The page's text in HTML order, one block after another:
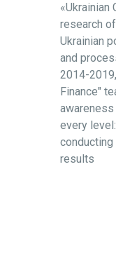
«Ukrainian
research
Ukrainian
and
2014-
Finance"
every
results